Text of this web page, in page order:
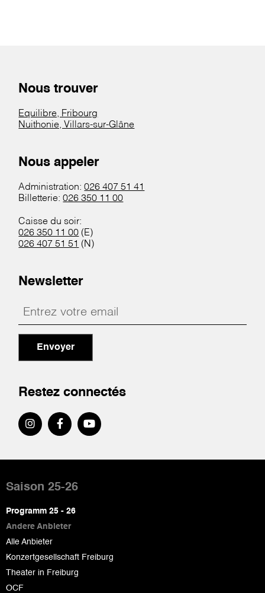
Nous trouver
Equilibre, Fribourg
Nuithonie, Villars-sur-Glâne
Nous appeler
Administration:026 407 51 41
Billetterie:026 350 11 00
Caisse du soir:
026 350 11 00 (E)
026 407 51 51 (N)
Newsletter
Envoyer
Restez connectés
de
page
Saison 25-26
Programm 25 - 26
Andere Anbieter
Alle Anbieter
Konzertgesellschaft Freiburg
Theater in Freiburg
OCF